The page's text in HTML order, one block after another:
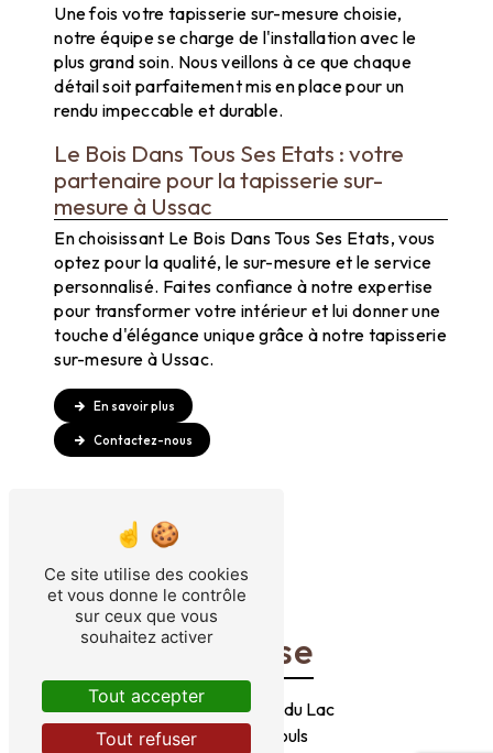
Une fois votre tapisserie sur-mesure choisie,
notre équipe se charge de l'installation avec le
plus grand soin. Nous veillons à ce que chaque
détail soit parfaitement mis en place pour un
rendu impeccable et durable.
Le Bois Dans Tous Ses Etats : votre
partenaire pour la tapisserie sur-
mesure à Ussac
En choisissant Le Bois Dans Tous Ses Etats, vous
optez pour la qualité, le sur-mesure et le service
personnalisé. Faites confiance à notre expertise
pour transformer votre intérieur et lui donner une
touche d'élégance unique grâce à notre tapisserie
sur-mesure à Ussac.
En savoir plus
Contactez-nous
Adresse
1 Chemin du Puit du Lac
19600 Nespouls
Ce site utilise des cookies
et vous donne le contrôle
sur ceux que vous
souhaitez activer
Tout accepter
Tout refuser